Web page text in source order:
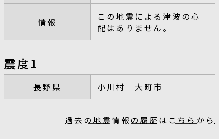
情報
この地震による津波の心
配はありません。
震度1
長野県 小川村 大町市
過去の地震情報の履歴はこちらから